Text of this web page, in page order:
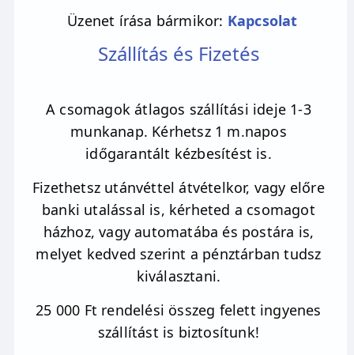
Üzenet írása bármikor: Kapcsolat
Szállítás és Fizetés
A csomagok átlagos szállítási ideje 1-3
munkanap. Kérhetsz 1 m.napos
időgarantált kézbesítést is.
Fizethetsz utánvéttel átvételkor, vagy előre
banki utalással is, kérheted a csomagot
házhoz, vagy automatába és postára is,
melyet kedved szerint a pénztárban tudsz
kiválasztani.
25 000 Ft rendelési összeg felett ingyenes
szállítást is biztosítunk!